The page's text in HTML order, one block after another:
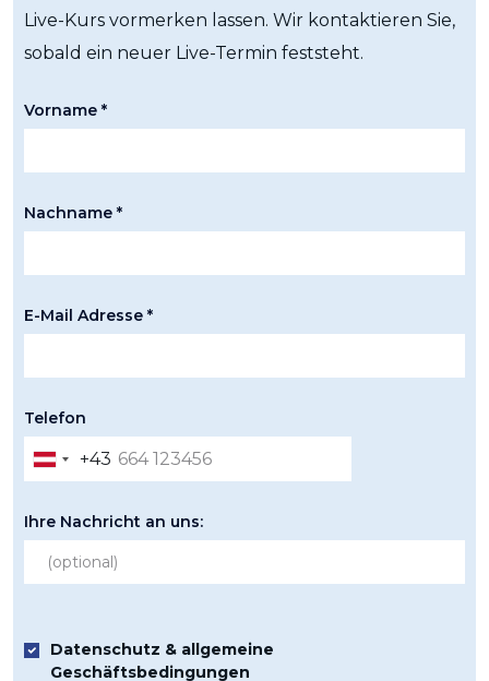
Live-Kurs vormerken lassen. Wir kontaktieren Sie,
sobald ein neuer Live-Termin feststeht.
Vorname *
Nachname *
E-Mail Adresse *
Telefon
Austria
+43
+43
Ihre Nachricht an uns:
Datenschutz & allgemeine
Geschäftsbedingungen